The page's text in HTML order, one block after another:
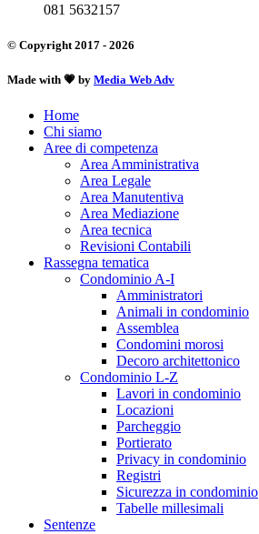
081 5632157
© Copyright 2017 - 2026
Made with 💗 by Media Web Adv
Home
Chi siamo
Aree di competenza
Area Amministrativa
Area Legale
Area Manutentiva
Area Mediazione
Area tecnica
Revisioni Contabili
Rassegna tematica
Condominio A-I
Amministratori
Animali in condominio
Assemblea
Condomini morosi
Decoro architettonico
Condominio L-Z
Lavori in condominio
Locazioni
Parcheggio
Portierato
Privacy in condominio
Registri
Sicurezza in condominio
Tabelle millesimali
Sentenze